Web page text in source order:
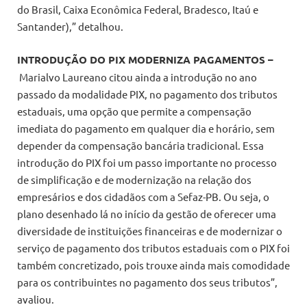
do Brasil, Caixa Econômica Federal, Bradesco, Itaú e
Santander),” detalhou.
INTRODUÇÃO DO PIX MODERNIZA PAGAMENTOS –
Marialvo Laureano citou ainda a introdução no ano
passado da modalidade PIX, no pagamento dos tributos
estaduais, uma opção que permite a compensação
imediata do pagamento em qualquer dia e horário, sem
depender da compensação bancária tradicional. Essa
introdução do PIX foi um passo importante no processo
de simplificação e de modernização na relação dos
empresários e dos cidadãos com a Sefaz-PB. Ou seja, o
plano desenhado lá no início da gestão de oferecer uma
diversidade de instituições financeiras e de modernizar o
serviço de pagamento dos tributos estaduais com o PIX foi
também concretizado, pois trouxe ainda mais comodidade
para os contribuintes no pagamento dos seus tributos”,
avaliou.